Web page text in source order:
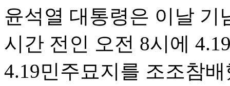
윤석열 대통령은 이날 기
시간 전인 오전 8시에
4.19민주묘지를 조조참